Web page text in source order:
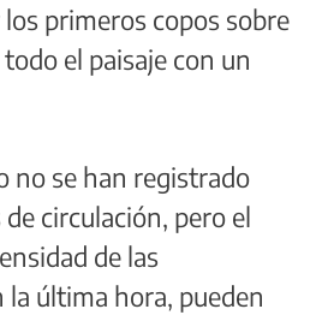
primeros copos sobre
el paisaje con un
no se han registrado
circulación, pero el
de las
la última hora, pueden